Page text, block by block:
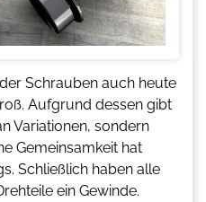
Schrauben auch heute
Aufgrund dessen gibt
Variationen, sondern
Gemeinsamkeit hat
Schließlich haben alle
ein Gewinde.